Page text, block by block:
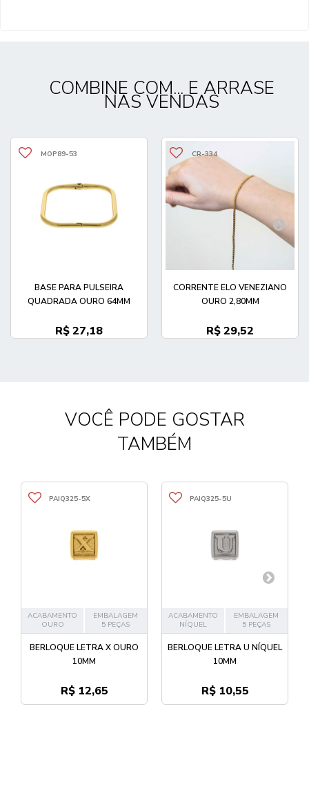
COMBINE COM... E ARRASE
NAS VENDAS
MOP89-53
BASE PARA PULSEIRA
QUADRADA OURO 64MM
R$ 27,18
CR-334
CORRENTE ELO VENEZIANO
OURO 2,80MM
R$ 29,52
VOCÊ PODE GOSTAR
TAMBÉM
PAIQ325-5X
ACABAMENTO
OURO
EMBALAGEM
5 PEÇAS
BERLOQUE LETRA X OURO
10MM
R$ 12,65
PAIQ325-5U
ACABAMENTO
NÍQUEL
EMBALAGEM
5 PEÇAS
BERLOQUE LETRA U NÍQUEL
10MM
R$ 10,55